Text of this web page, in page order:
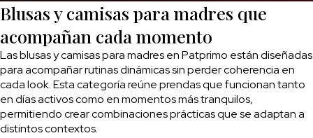
Blusas y camisas para madres que
acompañan cada momento
Las blusas y camisas para madres en Patprimo están diseñadas
para acompañar rutinas dinámicas sin perder coherencia en
cada look. Esta categoría reúne prendas que funcionan tanto
en días activos como en momentos más tranquilos,
permitiendo crear combinaciones prácticas que se adaptan a
distintos contextos.